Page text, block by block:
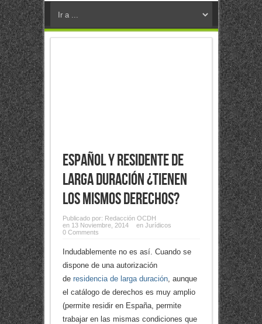
Español y residente de
larga duración ¿tienen
los mismos derechos?
Publicado por: Redacción OCDH
en 13 Noviembre, 2014
en Jurídicos
0 Comments
Indudablemente no es así. Cuando se
dispone de una autorización
de residencia de larga duración, aunque
el catálogo de derechos es muy amplio
(permite residir en España, permite
trabajar en las mismas condiciones que